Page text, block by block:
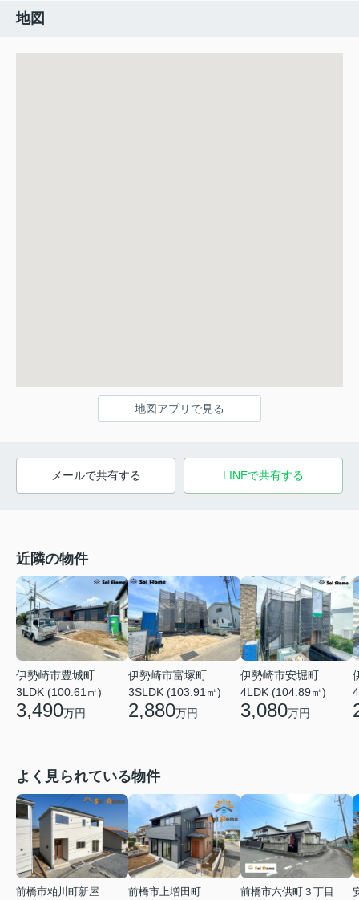
地図
地図アプリで見る
メールで共有する LINEで共有する
近隣の物件
伊勢崎市豊城町
3LDK (100.61㎡)
3,490万円
伊勢崎市富塚町
3SLDK (103.91㎡)
2,880万円
伊勢崎市安堀町
4LDK (104.89㎡)
3,080万円
よく見られている物件
前橋市粕川町新屋
前橋市上増田町
前橋市六供町３丁目